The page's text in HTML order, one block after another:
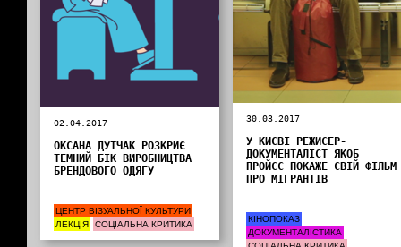
02.04.2017
ОКСАНА ДУТЧАК РОЗКРИЄ
ТЕМНИЙ БІК ВИРОБНИЦТВА
БРЕНДОВОГО ОДЯГУ
ЦЕНТР ВІЗУАЛЬНОЇ КУЛЬТУРИ
ЛЕКЦІЯ
СОЦІАЛЬНА КРИТИКА
30.03.2017
У КИЄВІ РЕЖИСЕР-
ДОКУМЕНТАЛІСТ ЯКОБ
ПРОЙСС ПОКАЖЕ СВІЙ ФІЛЬМ
ПРО МІГРАНТІВ
КІНОПОКАЗ
ДОКУМЕНТАЛІСТИКА